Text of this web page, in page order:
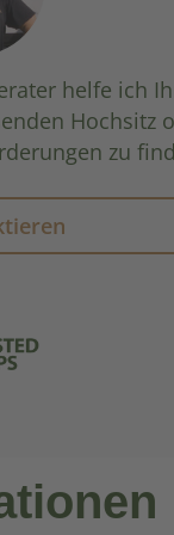
helfe ich
Hochsitz
zu